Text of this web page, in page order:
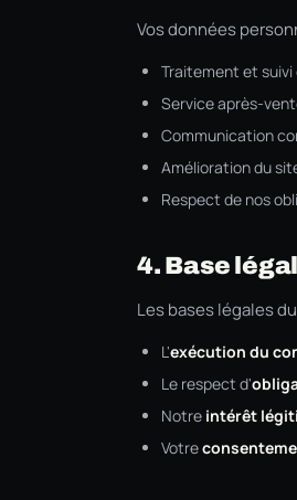
Vos données
Traitement et suivi
Service après-
Communication
Amélioration du
Respect de nos
4. Base
Les bases légales
L'exécution du
Le respect d'
Notre intérêt
Votre